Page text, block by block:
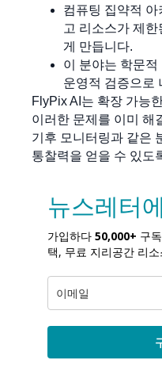
컴퓨팅 집약적
고 리소스가 제
게 만듭니다.
이 분야는 학문
운영적 검증으로
FlyPix AI는 확장 가능
이러한 문제를 이미 해
기후 모니터링과 같은
통찰력을 얻을 수 있도
뉴스레터
가입하다 50,000+ 구
택, 무료 지리공간 리